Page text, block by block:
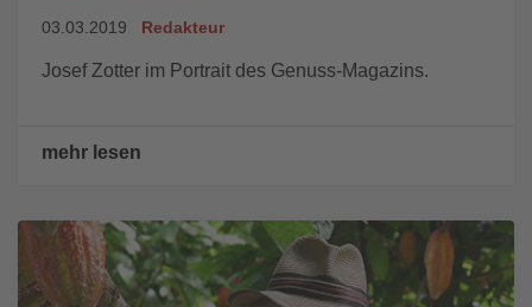
03.03.2019 Redakteur
Josef Zotter im Portrait des Genuss-Magazins.
mehr lesen